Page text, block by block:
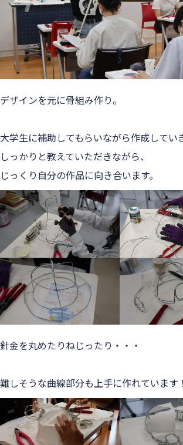
デザインを元に骨組み作り。
大学生に補助してもらいながら作成してい
しっかりと教えていただきながら、
じっくり自分の作品に向き合います。
針金を丸めたりねじったり・・・
難しそうな曲線部分も上手に作れています！